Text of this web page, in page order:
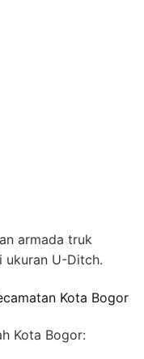
armada truk
ukuran U-Ditch.
Kota Bogor
Kota Bogor: